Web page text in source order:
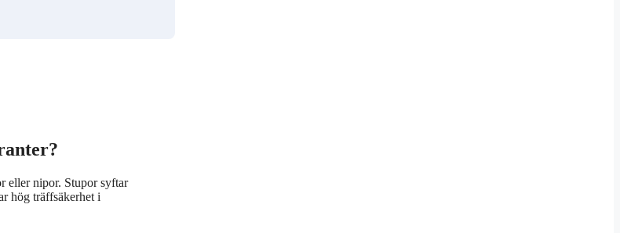
eller nipor. Stupor syftar
hög träffsäkerhet i